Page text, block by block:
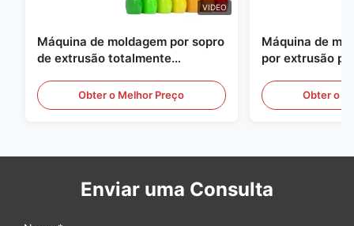
VIDEO
Máquina de moldagem por sopro
de extrusão totalmente
Obter o Melhor Preço
Máquina de
por extrusão
equipamento
moldagem por
Obter o
Enviar uma Consulta